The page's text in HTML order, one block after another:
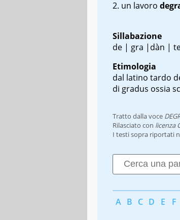
un lavoro
Sillabazione
de | gra |dàn |
Etimologia
dal latino tardo
di gradus ossia
Tratto dalla voce
Rilasciato con licenza
I testi sopra riportati
A B C D E F